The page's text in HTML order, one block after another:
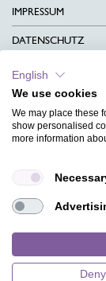
IMPRESSUM
DATENSCHUTZ
KONTAKT
AGB
CHARITY
MAGAZIN
HILFE
English
We use cookies
We may place these
show personalised
more information
Deny